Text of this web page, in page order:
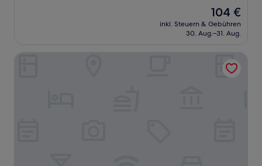
Der
Preis
beträgt
104 €
inkl. Steuern & Gebühren
30. Aug.–31. Aug.